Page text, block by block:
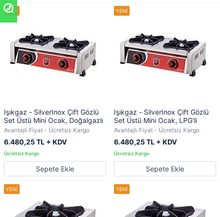
Işıkgaz - SilverInox Çift Gözlü
Set Üstü Mini Ocak, Doğalgazlı
Avantajlı Fiyat - Ücretsiz Kargo
6.480,25 TL + KDV
Sepete Ekle
Işıkgaz - SilverInox Çift Gözlü
Set Üstü Mini Ocak, LPG'li
Avantajlı Fiyat - Ücretsiz Kargo
6.480,25 TL + KDV
Sepete Ekle